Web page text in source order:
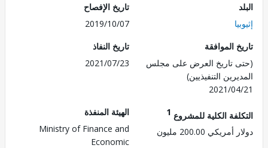
تاريخ الإفصاح
2019/10/07
الموافقة
تاريخ العرض على مجلس
التنفيذيين)
2021/
تاريخ النفاذ
2021/07/23
الكلية للمشروع1
200.00 مليون
الهيئة المنفذة
Ministry of Finance and
Economic